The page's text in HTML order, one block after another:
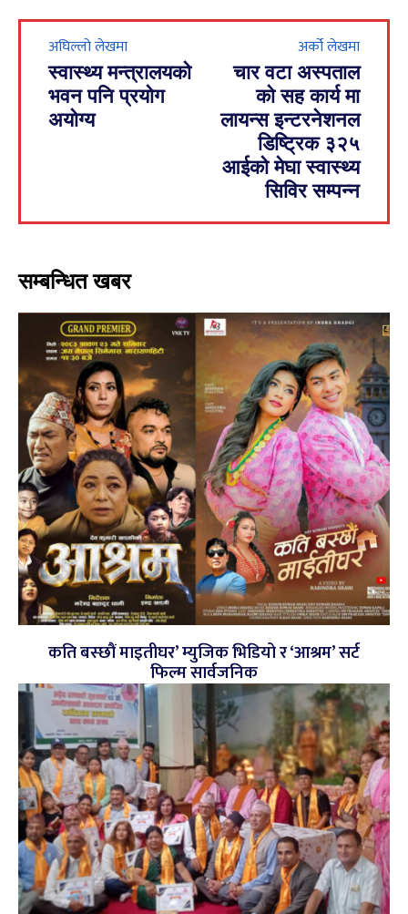
अघिल्लो लेखमा
स्वास्थ्य मन्त्रालयको
भवन पनि प्रयोग
अयोग्य
अर्को लेखमा
चार वटा अस्पताल
काे सह कार्य मा
लायन्स इन्टरनेशनल
डिष्ट्रिक ३२५
आईको मेघा स्वास्थ्य
सिविर सम्पन्न
सम्बन्धित खबर
कति बस्छौं माइतीघर’ म्युजिक भिडियो र ‘आश्रम’ सर्ट
फिल्म सार्वजनिक